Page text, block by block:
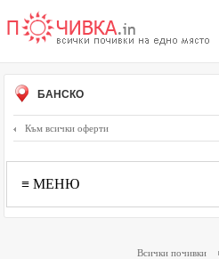
БАНСКО
Към всички оферти
≡ МЕНЮ
Всички почивки